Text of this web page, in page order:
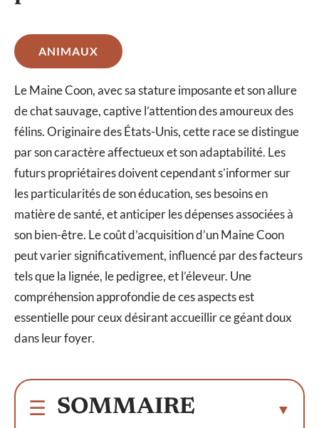
ANIMAUX
Le Maine Coon, avec sa stature imposante et son allure
de chat sauvage, captive l’attention des amoureux des
félins. Originaire des États-Unis, cette race se distingue
par son caractère affectueux et son adaptabilité. Les
futurs propriétaires doivent cependant s’informer sur
les particularités de son éducation, ses besoins en
matière de santé, et anticiper les dépenses associées à
son bien-être. Le coût d’acquisition d’un Maine Coon
peut varier significativement, influencé par des facteurs
tels que la lignée, le pedigree, et l’éleveur. Une
compréhension approfondie de ces aspects est
essentielle pour ceux désirant accueillir ce géant doux
dans leur foyer.
SOMMAIRE